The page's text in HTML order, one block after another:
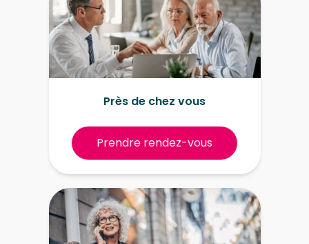
Près de chez vous
Prendre rendez-vous